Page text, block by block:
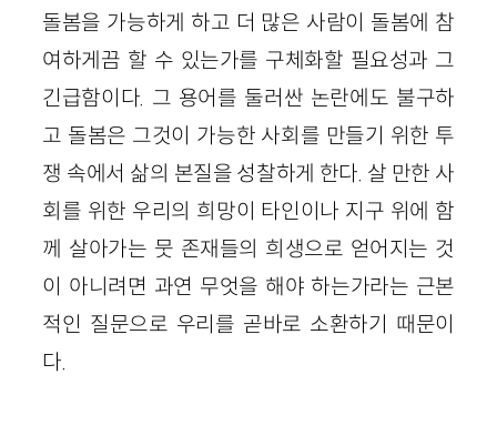
돌봄을 가능하게 하고 더 많은 사람이 돌봄에 참
여하게끔 할 수 있는가를 구체화할 필요성과 그
긴급함이다. 그 용어를 둘러싼 논란에도 불구하
고 돌봄은 그것이 가능한 사회를 만들기 위한 투
쟁 속에서 삶의 본질을 성찰하게 한다. 살 만한 사
회를 위한 우리의 희망이 타인이나 지구 위에 함
께 살아가는 뭇 존재들의 희생으로 얻어지는 것
이 아니려면 과연 무엇을 해야 하는가라는 근본
적인 질문으로 우리를 곧바로 소환하기 때문이
다.